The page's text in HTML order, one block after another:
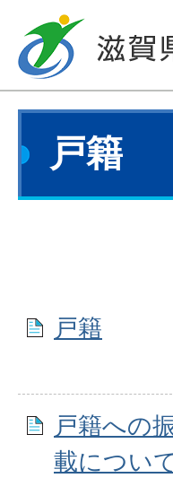
戸籍
戸籍
戸籍への
載につい